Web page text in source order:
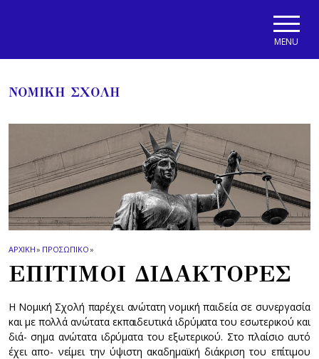
MENU
ΝΟΜΙΚΗ ΣΧΟΛΗ
ΑΡΧΙΚΗ» ΠΡΟΣΩΠΙΚΟ»
ΕΠΙΤΙΜΟΙ ΔΙΔΑΚΤΟΡΕΣ
Η Νομική Σχολή παρέχει ανώτατη νομική παιδεία σε συνεργασία
και με πολλά ανώτατα εκπαιδευτικά ιδρύματα του εσωτερικού και
διά- σημα ανώτατα ιδρύματα του εξωτερικού. Στο πλαίσιο αυτό
έχει απο- νείμει την ύψιστη ακαδημαϊκή διάκριση του επίτιμου